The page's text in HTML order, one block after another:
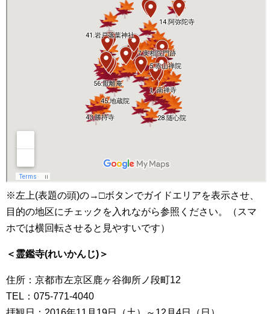
※左上(表題の頭)の→□ボタンでガイドエリアを表示させ、
目的の地区にチェックを入れながら参照ください。（スマ
ホでは横回転させると見やすいです）
＜霊鑑寺(れいかんじ)＞
住所：京都市左京区鹿ヶ谷御所ノ段町12
TEL：075-771-4040